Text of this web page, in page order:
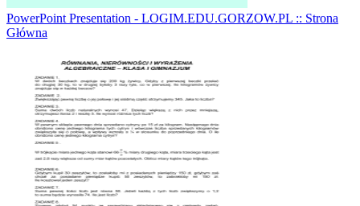
PowerPoint Presentation - LOGIM.EDU.GORZOW.PL :: Strona
Główna